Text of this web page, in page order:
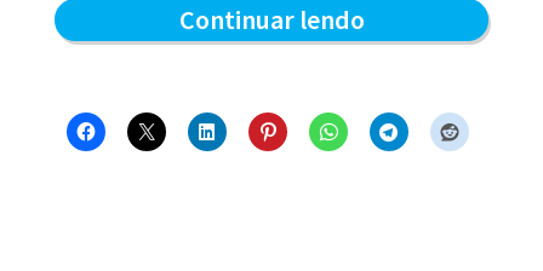
Continuar lendoAfiada
Blue